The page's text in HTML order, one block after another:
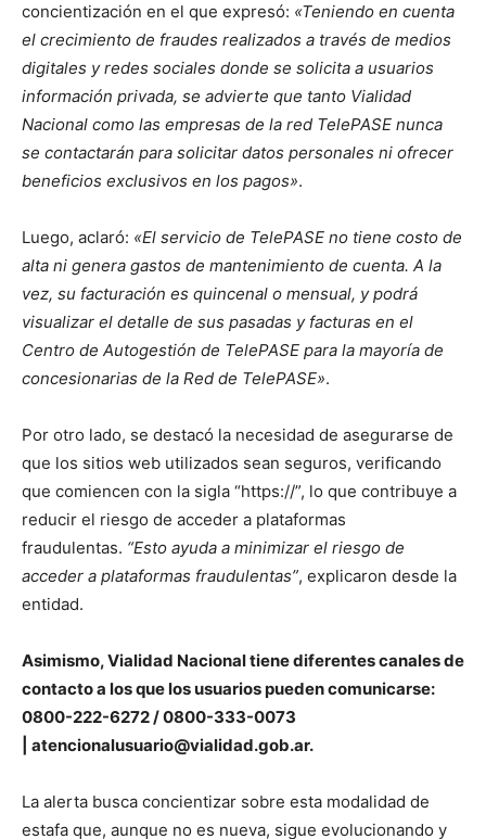
concientización en el que expresó: «Teniendo en cuenta
el crecimiento de fraudes realizados a través de medios
digitales y redes sociales donde se solicita a usuarios
información privada, se advierte que tanto Vialidad
Nacional como las empresas de la red TelePASE nunca
se contactarán para solicitar datos personales ni ofrecer
beneficios exclusivos en los pagos».
Luego, aclaró: «El servicio de TelePASE no tiene costo de
alta ni genera gastos de mantenimiento de cuenta. A la
vez, su facturación es quincenal o mensual, y podrá
visualizar el detalle de sus pasadas y facturas en el
Centro de Autogestión de TelePASE para la mayoría de
concesionarias de la Red de TelePASE».
Por otro lado, se destacó la necesidad de asegurarse de
que los sitios web utilizados sean seguros, verificando
que comiencen con la sigla “https://”, lo que contribuye a
reducir el riesgo de acceder a plataformas
fraudulentas. “Esto ayuda a minimizar el riesgo de
acceder a plataformas fraudulentas”, explicaron desde la
entidad.
Asimismo, Vialidad Nacional tiene diferentes canales de
contacto a los que los usuarios pueden comunicarse:
0800-222-6272 / 0800-333-0073
| atencionalusuario@vialidad.gob.ar.
La alerta busca concientizar sobre esta modalidad de
estafa que, aunque no es nueva, sigue evolucionando y